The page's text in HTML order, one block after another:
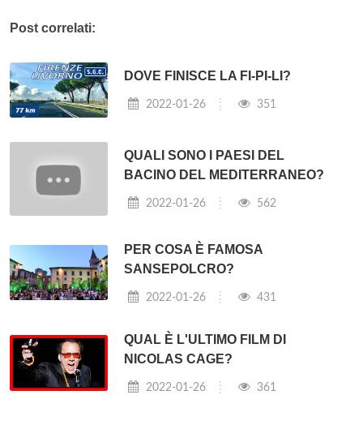
Post correlati:
DOVE FINISCE LA FI-PI-LI?
2022-01-26 351
QUALI SONO I PAESI DEL
BACINO DEL MEDITERRANEO?
2022-01-26 562
PER COSA È FAMOSA
SANSEPOLCRO?
2022-01-26 431
QUAL È L'ULTIMO FILM DI
NICOLAS CAGE?
2022-01-26 361